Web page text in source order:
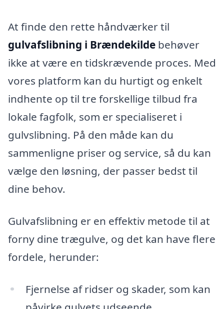
At finde den rette håndværker til
gulvafslibning i Brændekilde behøver
ikke at være en tidskrævende proces. Med
vores platform kan du hurtigt og enkelt
indhente op til tre forskellige tilbud fra
lokale fagfolk, som er specialiseret i
gulvslibning. På den måde kan du
sammenligne priser og service, så du kan
vælge den løsning, der passer bedst til
dine behov.
Gulvafslibning er en effektiv metode til at
forny dine trægulve, og det kan have flere
fordele, herunder:
Fjernelse af ridser og skader, som kan